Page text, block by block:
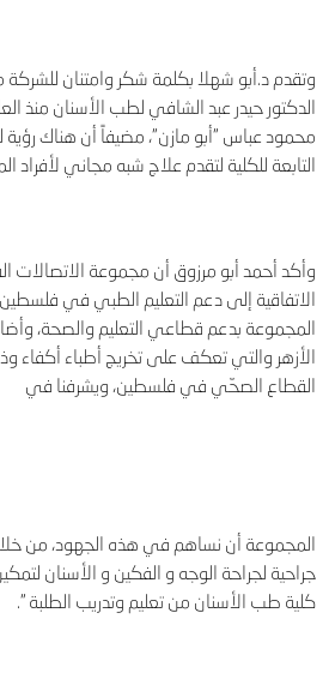
وتقدم د.أبو شهلا بكلمة شكر وامتنان للشركة
محمود عباس "أبو مازن"، مضيفاً أن هناك رؤية
التابعة للكلية لتقدم علاج شبه مجاني لأفراد
وأكد أحمد أبو مرزوق أن مجموعة الاتصالات
الاتفاقية إلى دعم التعليم الطبي في فلسطين
المجموعة بدعم قطاعي التعليم والصحة،
الأزهر والتي تعكف على تخريج أطباء أكفاء
القطاع الصحّي في فلسطين، ويشرفنا في
المجموعة أن نساهم في هذه الجهود، من
جراحية لجراحة الوجه و الفكين و الأسنان
كلية طب الأسنان من تعليم وتدريب الطلبة ".